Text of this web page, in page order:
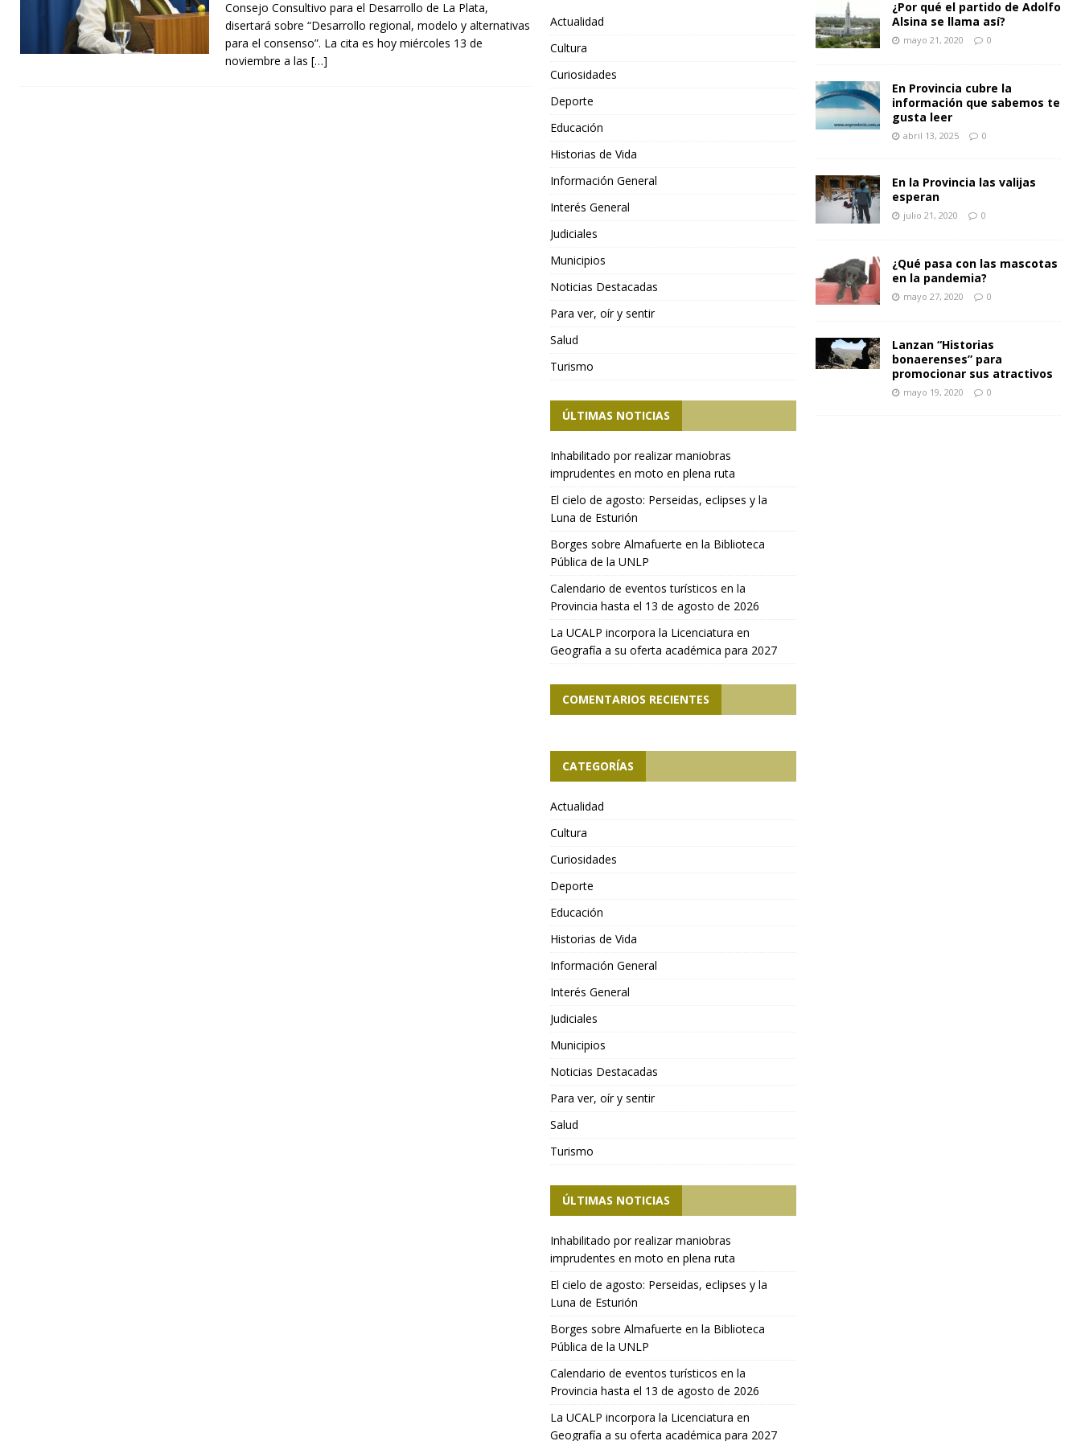
Consejo Consultivo para el Desarrollo de La Plata,
disertará sobre “Desarrollo regional, modelo y alternativas
para el consenso”. La cita es hoy miércoles 13 de
noviembre a las […]
Actualidad
Cultura
Curiosidades
Deporte
Educación
Historias de Vida
Información General
Interés General
Judiciales
Municipios
Noticias Destacadas
Para ver, oír y sentir
Salud
Turismo
ÚLTIMAS NOTICIAS
Inhabilitado por realizar maniobras
imprudentes en moto en plena ruta
El cielo de agosto: Perseidas, eclipses y la
Luna de Esturión
Borges sobre Almafuerte en la Biblioteca
Pública de la UNLP
Calendario de eventos turísticos en la
Provincia hasta el 13 de agosto de 2026
La UCALP incorpora la Licenciatura en
Geografía a su oferta académica para 2027
COMENTARIOS RECIENTES
CATEGORÍAS
Actualidad
Cultura
Curiosidades
Deporte
Educación
Historias de Vida
Información General
Interés General
Judiciales
Municipios
Noticias Destacadas
Para ver, oír y sentir
Salud
Turismo
ÚLTIMAS NOTICIAS
Inhabilitado por realizar maniobras
imprudentes en moto en plena ruta
El cielo de agosto: Perseidas, eclipses y la
Luna de Esturión
Borges sobre Almafuerte en la Biblioteca
Pública de la UNLP
Calendario de eventos turísticos en la
Provincia hasta el 13 de agosto de 2026
La UCALP incorpora la Licenciatura en
Geografía a su oferta académica para 2027
¿Por qué el partido de Adolfo
Alsina se llama así?
mayo 21, 2020 0
En Provincia cubre la
información que sabemos te
gusta leer
abril 13, 2025 0
En la Provincia las valijas
esperan
julio 21, 2020 0
¿Qué pasa con las mascotas
en la pandemia?
mayo 27, 2020 0
Lanzan “Historias
bonaerenses” para
promocionar sus atractivos
mayo 19, 2020 0